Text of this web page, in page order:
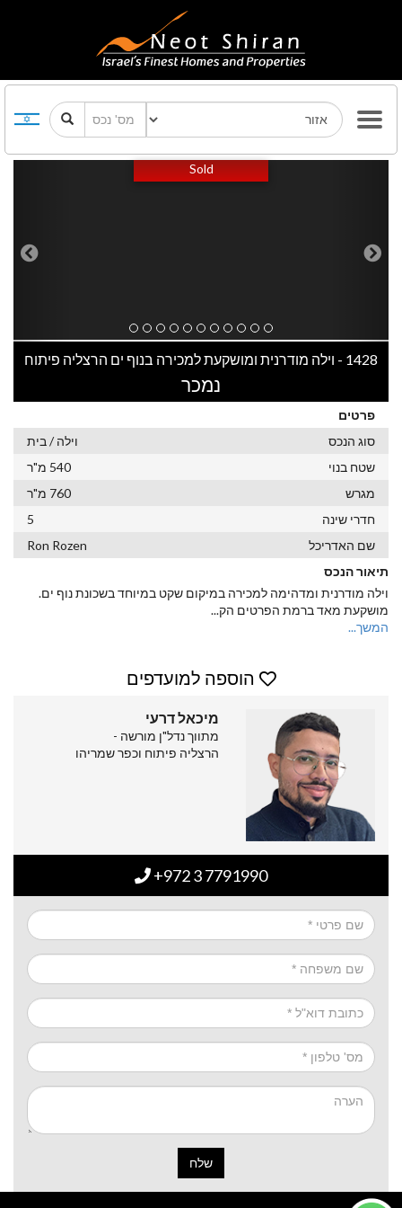
Sold
Previous Next
1428 - וילה מודרנית ומושקעת למכירה בנוף ים הרצליה פיתוח
נמכר
פרטים
סוג הנכס
וילה / בית
שטח בנוי
540 מ"ר
מגרש
760 מ"ר
חדרי שינה
5
שם האדריכל
Ron Rozen
תיאור הנכס
וילה מודרנית ומדהימה למכירה במיקום שקט במיוחד בשכונת נוף ים.
מושקעת מאד ברמת הפרטים הק...
המשך...
הוספה למועדפים
מיכאל דרעי
מתווך נדל"ן מורשה -
הרצליה פיתוח וכפר שמריהו
+972 3 7791990
שלח